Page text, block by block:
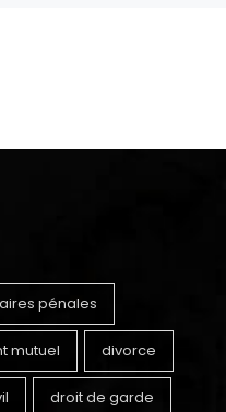
pénales
mutuel divorce
droit de garde